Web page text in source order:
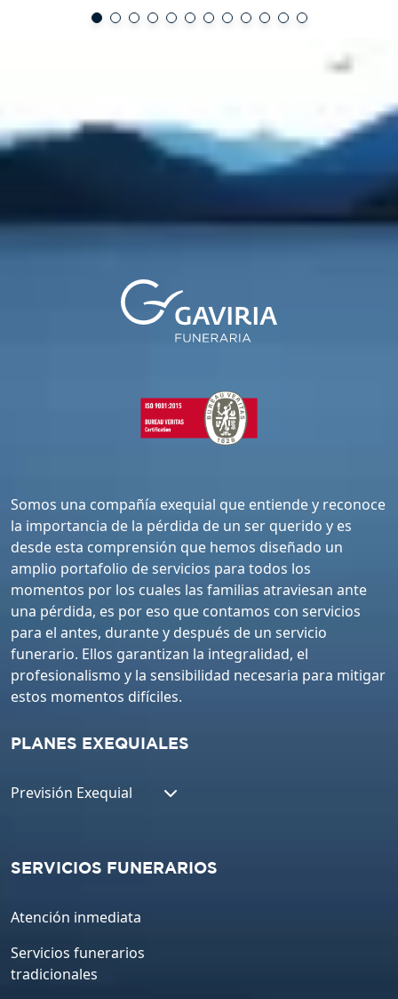
Somos una compañía exequial que entiende y reconoce
la importancia de la pérdida de un ser querido y es
desde esta comprensión que hemos diseñado un
amplio portafolio de servicios para todos los
momentos por los cuales las familias atraviesan ante
una pérdida, es por eso que contamos con servicios
para el antes, durante y después de un servicio
funerario. Ellos garantizan la integralidad, el
profesionalismo y la sensibilidad necesaria para mitigar
estos momentos difíciles.
PLANES EXEQUIALES
Previsión Exequial
SERVICIOS FUNERARIOS
Atención inmediata
Servicios funerarios
tradicionales